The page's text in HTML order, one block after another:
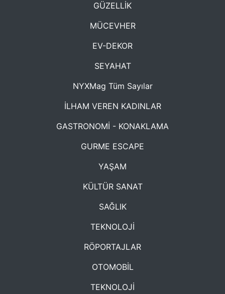
GÜZELLİK
MÜCEVHER
EV-DEKOR
SEYAHAT
NYXMag Tüm Sayılar
İLHAM VEREN KADINLAR
GASTRONOMİ - KONAKLAMA
GURME ESCAPE
YAŞAM
KÜLTÜR SANAT
SAĞLIK
TEKNOLOJİ
RÖPORTAJLAR
OTOMOBİL
TEKNOLOJİ